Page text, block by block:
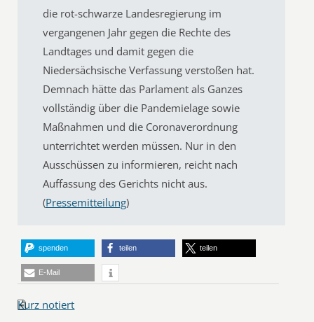
die rot-schwarze Landesregierung im
vergangenen Jahr gegen die Rechte des
Landtages und damit gegen die
Niedersächsische Verfassung verstoßen hat.
Demnach hätte das Parlament als Ganzes
vollständig über die Pandemielage sowie
Maßnahmen und die Coronaverordnung
unterrichtet werden müssen. Nur in den
Ausschüssen zu informieren, reicht nach
Auffassung des Gerichts nicht aus.
(Pressemitteilung)
spenden teilen teilen
E-Mail
Kurz notiert